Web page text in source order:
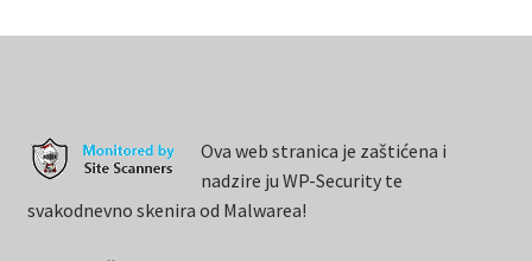
Ova web stranica je zaštićena i
nadzire ju WP-Security te
svakodnevno skenira od Malwarea!